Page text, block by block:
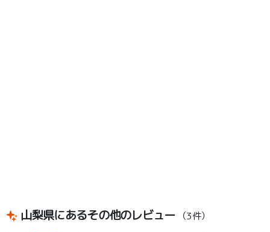
山梨県にあるその他のレビュー （3件）